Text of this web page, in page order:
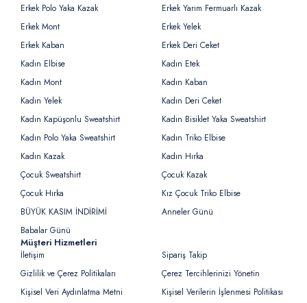
Erkek Polo Yaka Kazak
Erkek Yarım Fermuarlı Kazak
Erkek Mont
Erkek Yelek
Erkek Kaban
Erkek Deri Ceket
Kadın Elbise
Kadın Etek
Kadın Mont
Kadın Kaban
Kadın Yelek
Kadın Deri Ceket
Kadın Kapüşonlu Sweatshirt
Kadın Bisiklet Yaka Sweatshirt
Kadın Polo Yaka Sweatshirt
Kadın Triko Elbise
Kadın Kazak
Kadın Hırka
Çocuk Sweatshirt
Çocuk Kazak
Çocuk Hırka
Kız Çocuk Triko Elbise
BÜYÜK KASIM İNDİRİMİ
Anneler Günü
Babalar Günü
Müşteri Hizmetleri
İletişim
Sipariş Takip
Gizlilik ve Çerez Politikaları
Çerez Tercihlerinizi Yönetin
Kişisel Veri Aydınlatma Metni
Kişisel Verilerin İşlenmesi Politikası